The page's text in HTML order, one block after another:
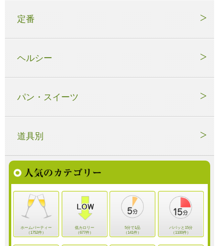
定番
ヘルシー
パン・スイーツ
道具別
ホームパーティー
（1752件）
低カロリー
（677件）
5分で1品
（141件）
パパッと15分
（1100件）